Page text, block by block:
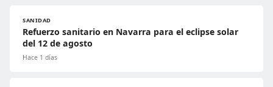
SANIDAD
Refuerzo sanitario en Navarra para el eclipse solar
del 12 de agosto
Hace 1 días